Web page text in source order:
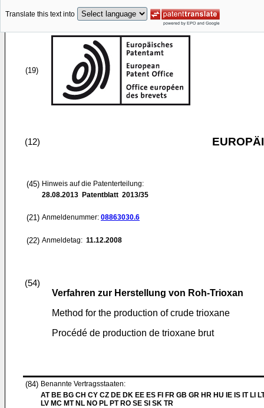
Translate this text into
(19)
(12)
(45) Hinweis auf die Patenterteilung:
28.08.2013 Patentblatt 2013/35
(21) Anmeldenummer: 08863030.6
(22) Anmeldetag: 11.12.2008
(54)
Verfahren zur Herstellung von Roh-Trioxan
Method for the production of crude trioxane
Procédé de production de trioxane brut
(84) Benannte Vertragsstaaten:
AT BE BG CH CY CZ DE DK EE ES FI FR GB GR HR HU IE IS IT LI
LV MC MT NL NO PL PT RO SE SI SK TR